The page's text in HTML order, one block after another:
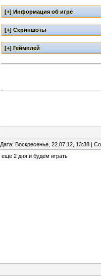
Дата: Воскресенье, 22.07.12, 13:38 |
еще 2 дня,и будем играть